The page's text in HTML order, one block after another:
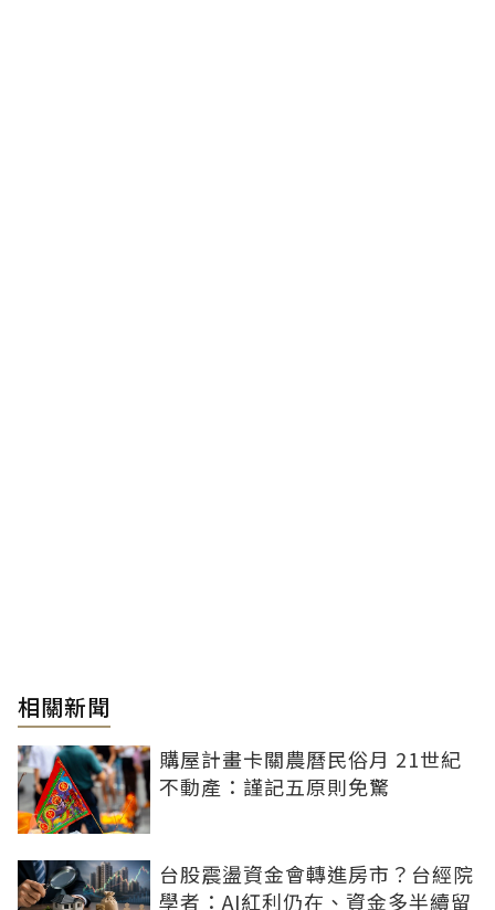
相關新聞
購屋計畫卡關農曆民俗月 21世紀
不動產：謹記五原則免驚
台股震盪資金會轉進房市？台經院
學者：AI紅利仍在、資金多半續留